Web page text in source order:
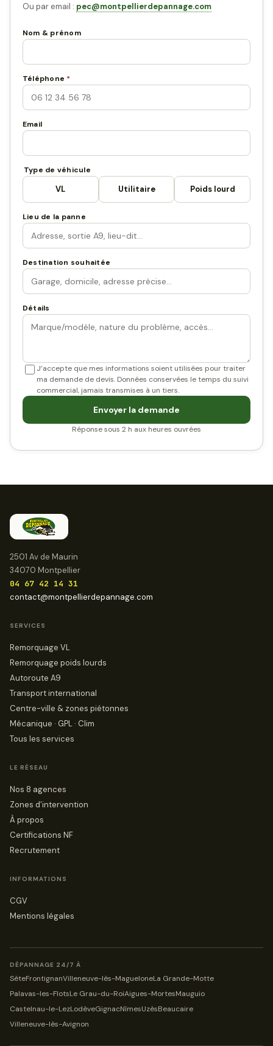
Ou par email : pec@montpellierdepannage.com
Nom & prénom
Téléphone *
Email
Type de véhicule
VL Utilitaire Poids lourd
Lieu de la panne
Destination souhaitée
Détails
J’accepte que mes informations soient utilisées pour traiter
ma demande de devis. Données conservées le temps du suivi
commercial, jamais transmises à un tiers.
Envoyer la demande
Réponse sous 2 h aux heures ouvrées
2501 Av de Maurin
34070 Montpellier
04 67 42 14 31
contact@montpellierdepannage.com
SERVICES
Remorquage VL
Remorquage poids lourds
Autoroute A9
Transport international
Centre-ville & zones piétonnes
Mécanique · GPL · Clim
Tous les services
LE RÉSEAU
Nos 8 agences
Zones d’intervention
À propos
Certifications NF
Recrutement
INFORMATIONS
CGV
Mentions légales
DÉPANNAGE 24/7 À
SèteFrontignanVilleneuve-lès-MagueloneLa Grande-Motte
Palavas-les-FlotsLe Grau-du-RoiAigues-MortesMauguio
Castelnau-le-LezLodèveGignacNîmesUzèsBeaucaire
Villeneuve-lès-Avignon